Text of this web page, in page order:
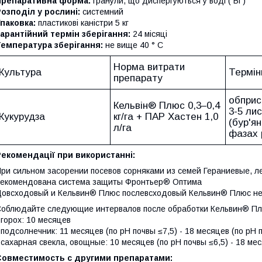
у рослині: системний
пластикові каністри 5 кг
термін зберігання: 24 місяці
зберігання: не вище 40 ° C
Норма витрати
препарату
Кельвін® Плюс 0,3–0,4
кг/га + ПАР Хастен 1,0
л/га
3-5
фазах
при використанні:
сильном засорении посевов сорняками из семей
система защиты Фронтьер® Оптима
и Кельвин® Плюс послевсходовый Кельвин® Плюс
следующие интервалов после обработки Кельвин®
10 месяцев
11 месяцев (по pH почвы ≤7,5) - 18 месяцев (по pH
свекла, овощные: 10 месяцев (по pH почвы ≤6,5) - 18
с другими препаратами: